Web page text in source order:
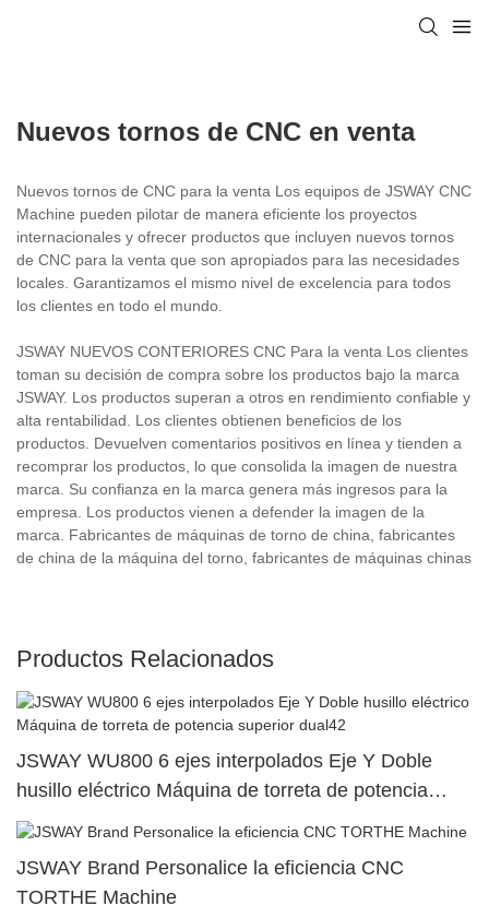
Nuevos tornos de CNC en venta
Nuevos tornos de CNC para la venta Los equipos de JSWAY CNC
Machine pueden pilotar de manera eficiente los proyectos
internacionales y ofrecer productos que incluyen nuevos tornos
de CNC para la venta que son apropiados para las necesidades
locales. Garantizamos el mismo nivel de excelencia para todos
los clientes en todo el mundo.
JSWAY NUEVOS CONTERIORES CNC Para la venta Los clientes
toman su decisión de compra sobre los productos bajo la marca
JSWAY. Los productos superan a otros en rendimiento confiable y
alta rentabilidad. Los clientes obtienen beneficios de los
productos. Devuelven comentarios positivos en línea y tienden a
recomprar los productos, lo que consolida la imagen de nuestra
marca. Su confianza en la marca genera más ingresos para la
empresa. Los productos vienen a defender la imagen de la
marca. Fabricantes de máquinas de torno de china, fabricantes
de china de la máquina del torno, fabricantes de máquinas chinas
Productos Relacionados
JSWAY WU800 6 ejes interpolados Eje Y Doble
husillo eléctrico Máquina de torreta de potencia
superior dual42
JSWAY Brand Personalice la eficiencia CNC
TORTHE Machine